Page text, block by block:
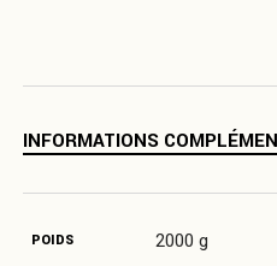
INFORMATIONS
POIDS 2000 g